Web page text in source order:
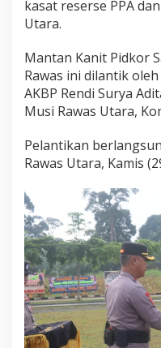
k
.
S
i
D
a
p
i
m
p
n
P
P
A
d
kasat reserse PPA
Utara.
Mantan Kanit Pidkor
Rawas ini dilantik
AKBP Rendi Surya
Musi Rawas Utara,
Pelantikan
Rawas Utara, Kamis